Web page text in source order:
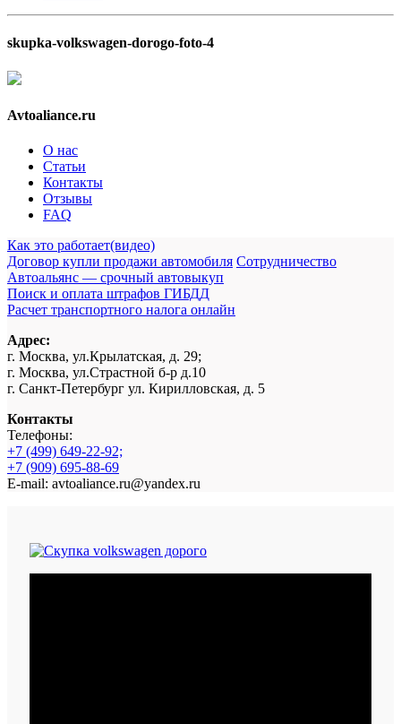
skupka-volkswagen-dorogo-foto-4
Avtoaliance.ru
О нас
Статьи
Контакты
Отзывы
FAQ
Как это работает(видео)
Договор купли продажи автомобиля Сотрудничество
Автоальянс — срочный автовыкуп
Поиск и оплата штрафов ГИБДД
Расчет транспортного налога онлайн
Адрес:
г. Москва, ул.Крылатская, д. 29;
г. Москва, ул.Страстной б-р д.10
г. Санкт-Петербург ул. Кирилловская, д. 5
Контакты
Телефоны:
+7 (499) 649-22-92;
+7 (909) 695-88-69
E-mail: avtoaliance.ru@yandex.ru